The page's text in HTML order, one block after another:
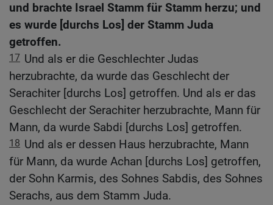
und brachte Israel Stamm für Stamm herzu; und
es wurde [durchs Los] der Stamm Juda
getroffen.
17 Und als er die Geschlechter Judas
herzubrachte, da wurde das Geschlecht der
Serachiter [durchs Los] getroffen. Und als er das
Geschlecht der Serachiter herzubrachte, Mann für
Mann, da wurde Sabdi [durchs Los] getroffen.
18 Und als er dessen Haus herzubrachte, Mann
für Mann, da wurde Achan [durchs Los] getroffen,
der Sohn Karmis, des Sohnes Sabdis, des Sohnes
Serachs, aus dem Stamm Juda.